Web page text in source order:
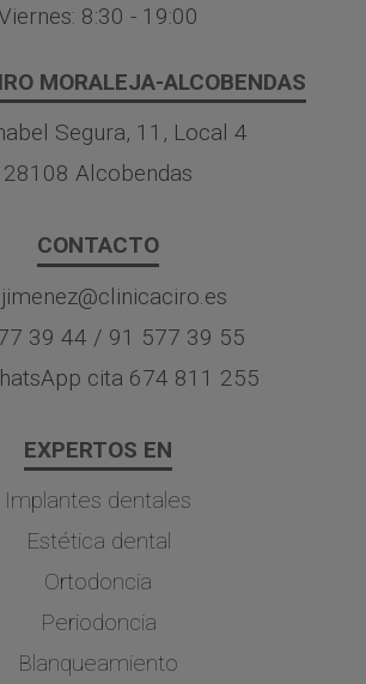
8:30 - 19:00
MORALEJA-ALCOBENDAS
Segura, 11, Local 4
28108 Alcobendas
CONTACTO
39 44 / 91 577 39 55
cita 674 811 255
EXPERTOS EN
Implantes dentales
Estética dental
Ortodoncia
Periodoncia
Blanqueamiento